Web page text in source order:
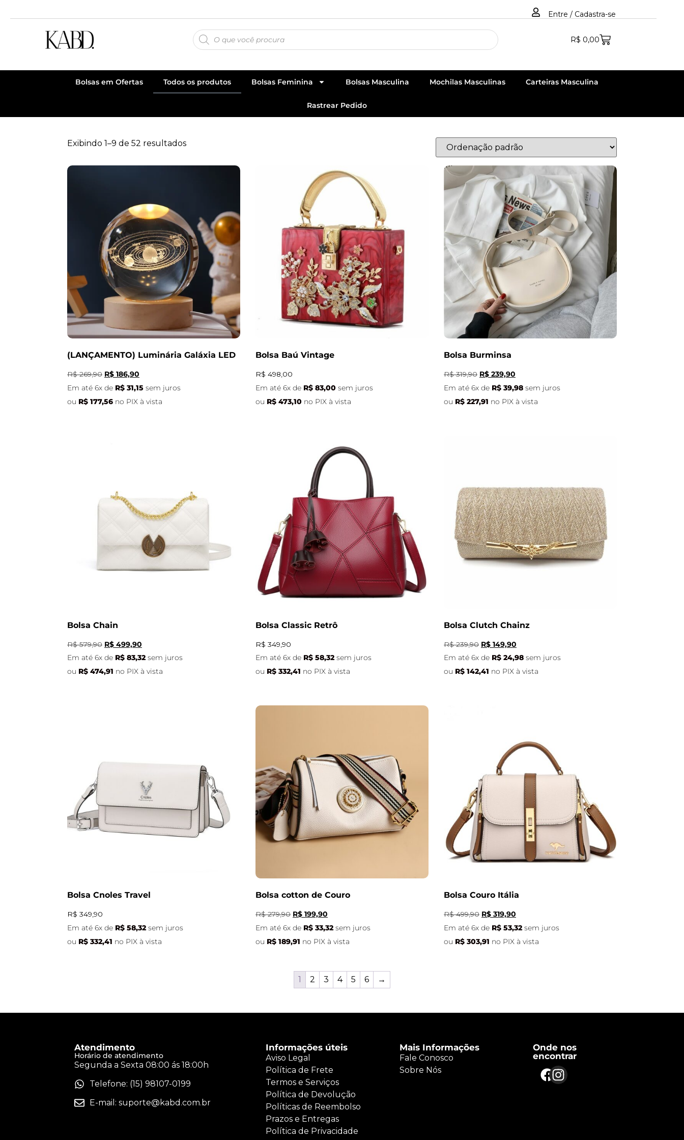
Entre / Cadastra-se
R$ 0,00
Bolsas em Ofertas Todos os produtos Bolsas Feminina Bolsas Masculina Mochilas Masculinas Carteiras Masculina
Rastrear Pedido
Exibindo 1–9 de 52 resultados
(LANÇAMENTO) Luminária Galáxia LED
R$269,90 R$ 186,90
Em até 6x de R$ 31,15 sem juros
ou R$ 177,56 no PIX à vista
Bolsa Baú Vintage
R$ 498,00
Em até 6x de R$ 83,00 sem juros
ou R$ 473,10 no PIX à vista
Bolsa Burminsa
R$319,90 R$ 239,90
Em até 6x de R$ 39,98 sem juros
ou R$ 227,91 no PIX à vista
Bolsa Chain
R$579,90 R$ 499,90
Em até 6x de R$ 83,32 sem juros
ou R$ 474,91 no PIX à vista
Bolsa Classic Retrô
R$ 349,90
Em até 6x de R$ 58,32 sem juros
ou R$ 332,41 no PIX à vista
Bolsa Clutch Chainz
R$239,90 R$ 149,90
Em até 6x de R$ 24,98 sem juros
ou R$ 142,41 no PIX à vista
Bolsa Cnoles Travel
R$ 349,90
Em até 6x de R$ 58,32 sem juros
ou R$ 332,41 no PIX à vista
Bolsa cotton de Couro
R$279,90 R$ 199,90
Em até 6x de R$ 33,32 sem juros
ou R$ 189,91 no PIX à vista
Bolsa Couro Itália
R$499,90 R$ 319,90
Em até 6x de R$ 53,32 sem juros
ou R$ 303,91 no PIX à vista
1 2 3 4 5 6 →
Atendimento
Horário de atendimento
Segunda a Sexta 08:00 ás 18:00h
Telefone: (15) 98107-0199
E-mail:suporte@kabd.com.br
Informações úteis
Aviso Legal
Política de Frete
Termos e Serviços
Política de Devolução
Políticas de Reembolso
Prazos e Entregas
Política de Privacidade
Mais Informações
Fale Conosco
Sobre Nós
Onde nos
encontrar